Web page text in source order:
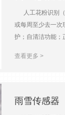
境应用的数据记
向、大气压力、太
人工花粉识别（
或每周至少去一次
护；自清洁功能；
浓度数据输出平面
查看更多 >
雨雪传感器